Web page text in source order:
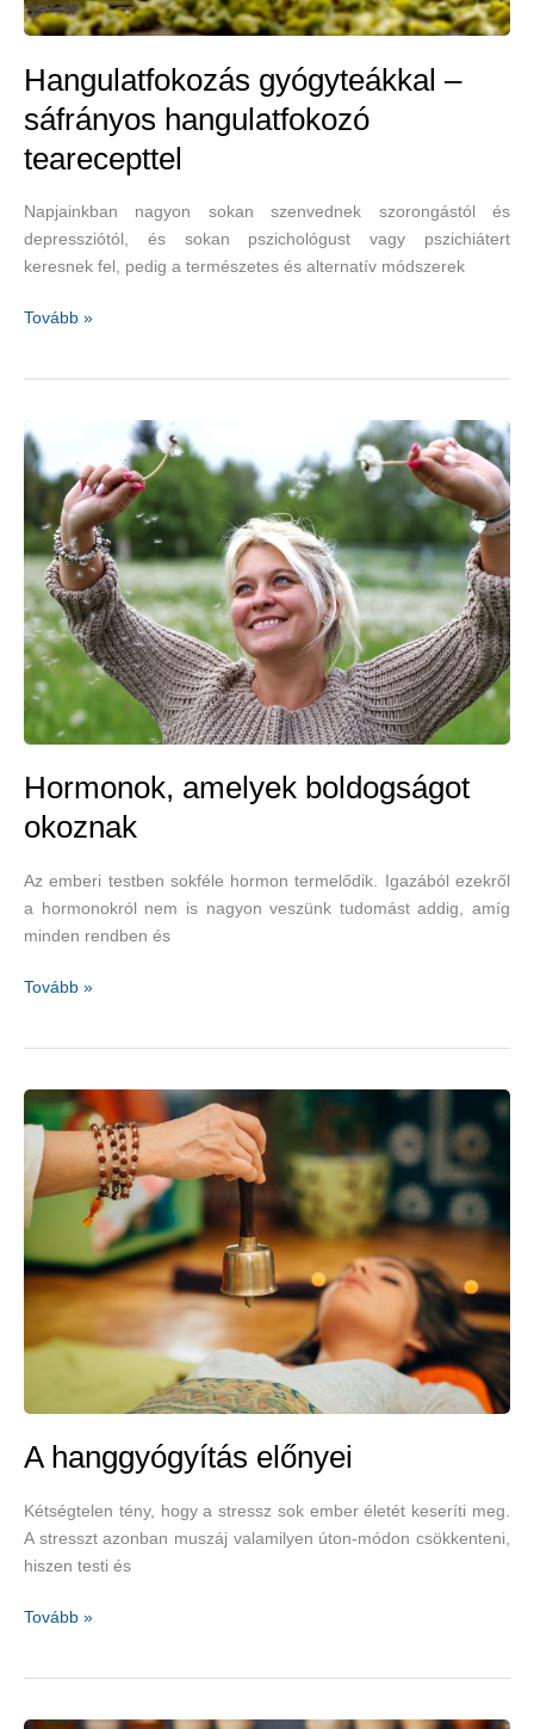
Hangulatfokozás gyógyteákkal –
sáfrányos hangulatfokozó
tearecepttel
Napjainkban nagyon sokan szenvednek szorongástól és
depressziótól, és sokan pszichológust vagy pszichiátert
keresnek fel, pedig a természetes és alternatív módszerek
Hangulatfokozás
hangulatfokozó
tearecepttel
Tovább »
Hormonok, amelyek boldogságot
okoznak
Az emberi testben sokféle hormon termelődik. Igazából ezekről
a hormonokról nem is nagyon veszünk tudomást addig, amíg
minden rendben és
Hormonok,
Tovább »
A hanggyógyítás előnyei
Kétségtelen tény, hogy a stressz sok ember életét keseríti meg.
A stresszt azonban muszáj valamilyen úton-módon csökkenteni,
hiszen testi és
A
Tovább »